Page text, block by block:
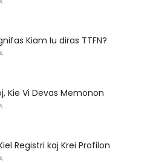
Kiam Iu diras TTFN?
Kie Vi Devas Memonon
Registri kaj Krei Profilon